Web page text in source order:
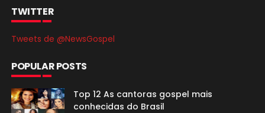
TWITTER
Tweets de @NewsGospel
POPULAR POSTS
Top 12 As cantoras gospel mais
conhecidas do Brasil